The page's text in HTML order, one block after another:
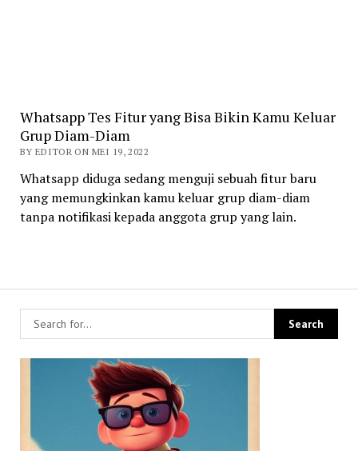
Whatsapp Tes Fitur yang Bisa Bikin Kamu Keluar
Grup Diam-Diam
BY EDITOR ON MEI 19, 2022
Whatsapp diduga sedang menguji sebuah fitur baru
yang memungkinkan kamu keluar grup diam-diam
tanpa notifikasi kepada anggota grup yang lain.